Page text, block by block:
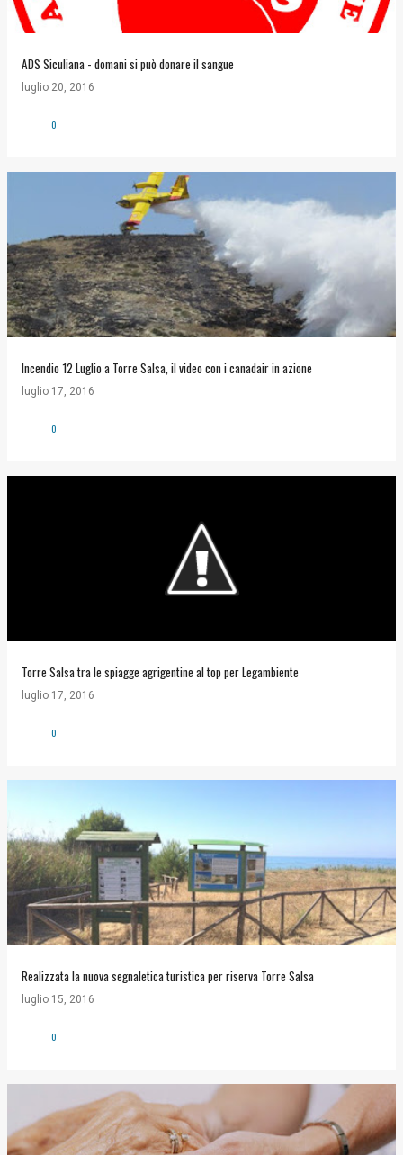
ADS Siculiana - domani si può donare il sangue
luglio 20, 2016
0
Incendio 12 Luglio a Torre Salsa, il video con i canadair in azione
luglio 17, 2016
0
Torre Salsa tra le spiagge agrigentine al top per Legambiente
luglio 17, 2016
0
Realizzata la nuova segnaletica turistica per riserva Torre Salsa
luglio 15, 2016
0